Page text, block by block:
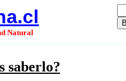
Natural
saberlo?